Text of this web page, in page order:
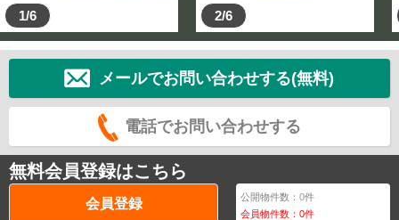
1/6 2/6
メールでお問い合わせする(無料)
電話でお問い合わせする
無料会員登録はこちら
会員登録 公開物件数：0件
会員物件数：0件